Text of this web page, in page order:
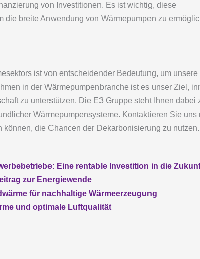
von Investitionen. Es ist wichtig, diese
breite Anwendung von Wärmepumpen zu
ist von entscheidender Bedeutung, um
in der Wärmepumpenbranche ist es unser Ziel,
zu unterstützen. Die E3 Gruppe steht Ihnen dabei
Wärmepumpensysteme. Kontaktieren Sie uns
die Chancen der Dekarbonisierung zu nutzen.
Eine rentable Investition in die
zur Energiewende
für nachhaltige Wärmeerzeugung
und optimale Luftqualität